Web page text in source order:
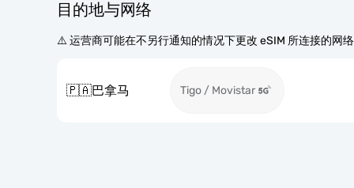
目的地与网络
⚠️ 运营商可能在不另行通知的情况下更改 eSIM 所连接的网
🇵🇦巴拿马 Tigo / Movistar